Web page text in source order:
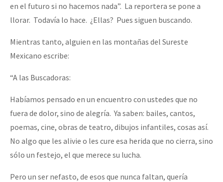
en el futuro si no hacemos nada”. La reportera se pone a
llorar. Todavía lo hace. ¿Ellas? Pues siguen buscando.
Mientras tanto, alguien en las montañas del Sureste
Mexicano escribe:
“A las Buscadoras:
Habíamos pensado en un encuentro con ustedes que no
fuera de dolor, sino de alegría. Ya saben: bailes, cantos,
poemas, cine, obras de teatro, dibujos infantiles, cosas así.
No algo que les alivie o les cure esa herida que no cierra, sino
sólo un festejo, el que merece su lucha.
Pero un ser nefasto, de esos que nunca faltan, quería